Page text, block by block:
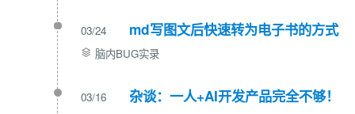
03/24 md写图文后快速转为电子书的方式
脑内BUG实录
03/16 杂谈：一人+AI开发产品完全不够！